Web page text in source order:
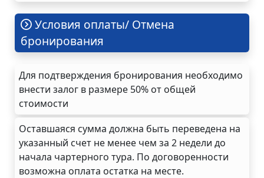
Условия оплаты/ Отмена
бронирования
Для подтверждения бронирования необходимо
внести залог в размере 50% от общей
стоимости
Оставшаяся сумма должна быть переведена на
указанный счет не менее чем за 2 недели до
начала чартерного тура. По договоренности
возможна оплата остатка на месте.